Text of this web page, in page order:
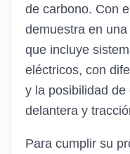
de carbono. Con
demuestra en
que incluye
eléctricos, con
y la posibilidad
delantera y
Para cumplir su